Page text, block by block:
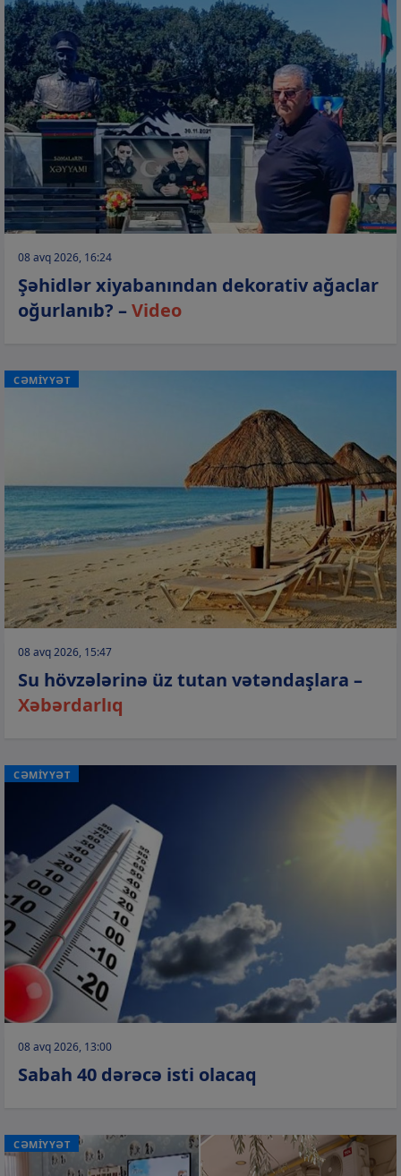
08 avq 2026, 16:24
Şəhidlər xiyabanından dekorativ ağaclar
oğurlanıb? –Video
CƏMİYYƏT
08 avq 2026, 15:47
Su hövzələrinə üz tutan vətəndaşlara –
Xəbərdarlıq
CƏMİYYƏT
08 avq 2026, 13:00
Sabah 40 dərəcə isti olacaq
CƏMİYYƏT